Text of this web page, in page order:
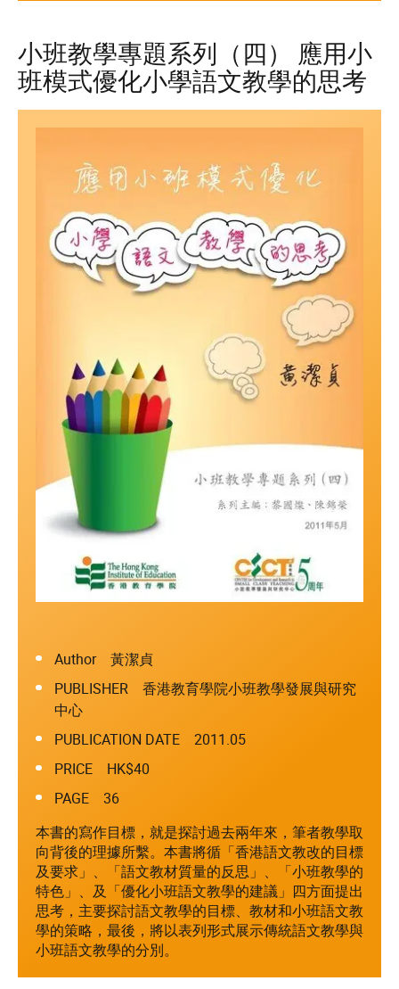
小班教學專題系列（四） 應用小
班模式優化小學語文教學的思考
Author 黃潔貞
PUBLISHER 香港教育學院小班教學發展與研究
中心
PUBLICATION DATE 2011.05
PRICE HK$40
PAGE 36
本書的寫作目標，就是探討過去兩年來，筆者教學取
向背後的理據所繫。本書將循「香港語文教改的目標
及要求」、「語文教材質量的反思」、「小班教學的
特色」、及「優化小班語文教學的建議」四方面提出
思考，主要探討語文教學的目標、教材和小班語文教
學的策略，最後，將以表列形式展示傳統語文教學與
小班語文教學的分別。